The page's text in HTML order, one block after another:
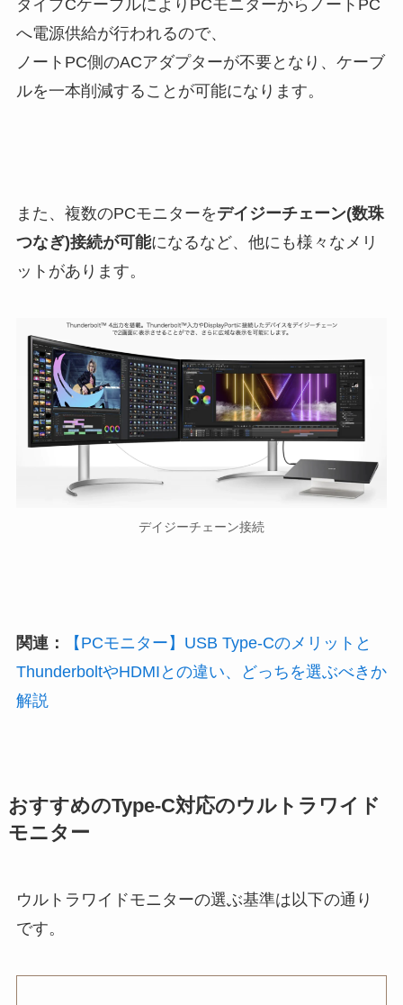
タイプCケーブルによりPCモニターからノートPC
へ電源供給が行われるので、
ノートPC側のACアダプターが不要となり、ケーブ
ルを一本削減することが可能になります。
また、複数のPCモニターをデイジーチェーン(数珠
つなぎ)接続が可能になるなど、他にも様々なメリ
ットがあります。
デイジーチェーン接続
関連：
【PCモニター】USB Type-Cのメリットと
ThunderboltやHDMIとの違い、どっちを選ぶべきか
解説
おすすめのType-C対応のウルトラワイド
モニター
ウルトラワイドモニターの選ぶ基準は以下の通り
です。